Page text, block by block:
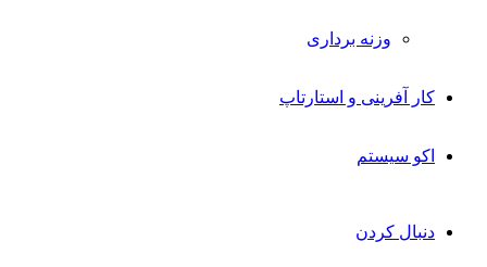
وزنه برداری
کار آفرینی و استارتاپ
اکو سیستم
دنبال کردن